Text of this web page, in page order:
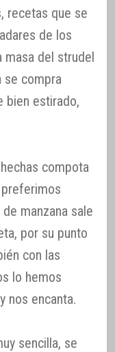
recetas que se
de los
masa del strudel
se compra
bien estirado,
compota
manzana sale
por su punto
con las
lo hemos
nos encanta.
sencilla, se